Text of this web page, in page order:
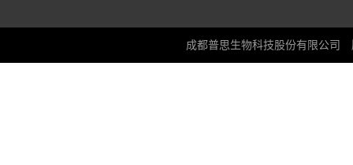
成都普思生物科技股份有限公司